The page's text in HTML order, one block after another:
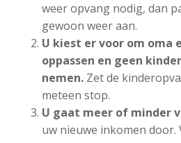
weer opvang nodig, dan
gewoon weer aan.
U kiest er voor om oma
oppassen en geen
nemen. Zet de
meteen stop.
U gaat meer of minder
uw nieuwe inkomen